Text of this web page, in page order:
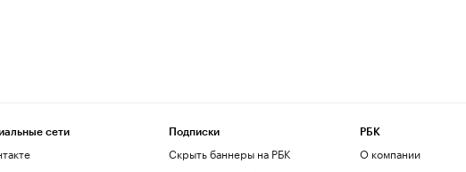
сети Подписки
Скрыть баннеры на РБК
РБК
О компании